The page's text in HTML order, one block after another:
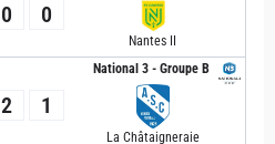
0 0
Nantes II
National 3 - Groupe B
2 1
La Châtaigneraie